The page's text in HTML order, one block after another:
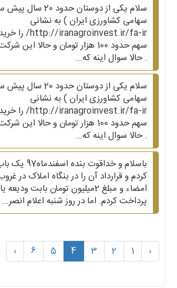
سلام یکی از دوستان
سهامی کشاورزی ایران ) به نشانی
سهم حدود 100 هزار تومان و حالا
. حالا سوال اینه که...
سلام یکی از دوستان
سهامی کشاورزی ایران ) به نشانی
سهم حدود 100 هزار تومان و حالا
. حالا سوال اینه که...
باسلام و خداقوت
امضاء و مبلغ 2میلیون تومان بابت
پرداخت کردم. اما در روز شنبه اعلام انصر...
‹
1
2
3
4
5
6
›